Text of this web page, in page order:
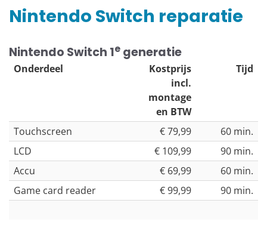
Nintendo Switch reparatie
Nintendo Switch 1e generatie
Onderdeel
Kostprijs
incl.
montage
en BTW
Tijd
Touchscreen € 79,99
60 min.
LCD
€ 109,99
90 min.
Accu
€ 69,99
60 min.
Game card reader
€ 99,99 90 min.